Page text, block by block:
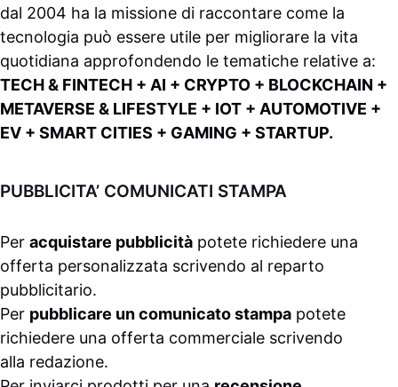
dal 2004 ha la missione di raccontare come la
tecnologia può essere utile per migliorare la vita
quotidiana approfondendo le tematiche relative a:
TECH & FINTECH + AI + CRYPTO + BLOCKCHAIN +
METAVERSE & LIFESTYLE + IOT + AUTOMOTIVE +
EV + SMART CITIES + GAMING + STARTUP.
PUBBLICITA’ COMUNICATI STAMPA
Per acquistare pubblicità potete richiedere una
offerta personalizzata scrivendo al reparto
pubblicitario.
Per pubblicare un comunicato stampa potete
richiedere una offerta commerciale scrivendo
alla redazione.